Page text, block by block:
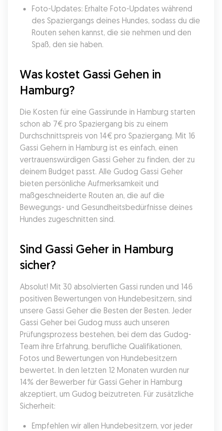
Foto-Updates: Erhalte Foto-Updates während
des Spaziergangs deines Hundes, sodass du die
Routen sehen kannst, die sie nehmen und den
Spaß, den sie haben.
Was kostet Gassi Gehen in
Hamburg?
Die Kosten für eine Gassirunde in Hamburg starten
schon ab 7€ pro Spaziergang bis zu einem
Durchschnittspreis von 14€ pro Spaziergang. Mit 16
Gassi Gehern in Hamburg ist es einfach, einen
vertrauenswürdigen Gassi Geher zu finden, der zu
deinem Budget passt. Alle Gudog Gassi Geher
bieten persönliche Aufmerksamkeit und
maßgeschneiderte Routen an, die auf die
Bewegungs- und Gesundheitsbedürfnisse deines
Hundes zugeschnitten sind.
Sind Gassi Geher in Hamburg
sicher?
Absolut! Mit 30 absolvierten Gassi runden und 146
positiven Bewertungen von Hundebesitzern, sind
unsere Gassi Geher die Besten der Besten. Jeder
Gassi Geher bei Gudog muss auch unseren
Prüfungsprozess bestehen, bei dem das Gudog-
Team ihre Erfahrung, berufliche Qualifikationen,
Fotos und Bewertungen von Hundebesitzern
bewertet. In den letzten 12 Monaten wurden nur
14% der Bewerber für Gassi Geher in Hamburg
akzeptiert, um Gudog beizutreten. Für zusätzliche
Sicherheit:
Empfehlen wir allen Hundebesitzern, vor jeder